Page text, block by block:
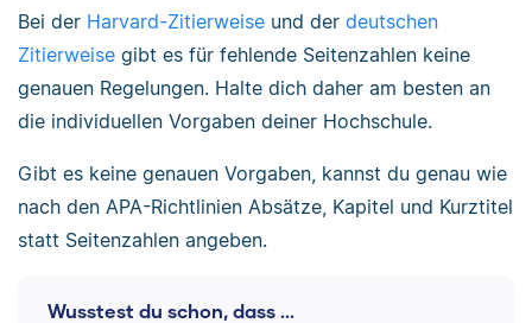
Bei der Harvard-Zitierweise und der deutschen
Zitierweise gibt es für fehlende Seitenzahlen keine
genauen Regelungen. Halte dich daher am besten an
die individuellen Vorgaben deiner Hochschule.
Gibt es keine genauen Vorgaben, kannst du genau wie
nach den APA-Richtlinien Absätze, Kapitel und Kurztitel
statt Seitenzahlen angeben.
Wusstest du schon, dass ...